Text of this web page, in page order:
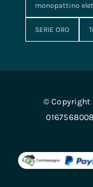
monopattino
SERIE ORO
© Copyright